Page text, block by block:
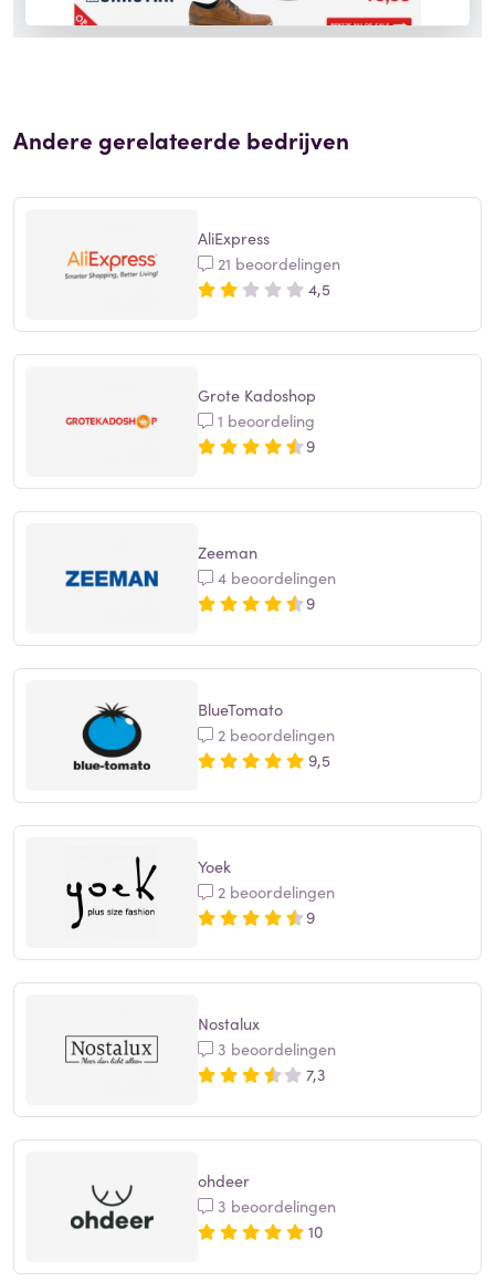
Andere gerelateerde bedrijven
AliExpress
21 beoordelingen
4,5
Grote Kadoshop
1 beoordeling
9
Zeeman
4 beoordelingen
9
BlueTomato
2 beoordelingen
9,5
Yoek
2 beoordelingen
9
Nostalux
3 beoordelingen
7,3
ohdeer
3 beoordelingen
10